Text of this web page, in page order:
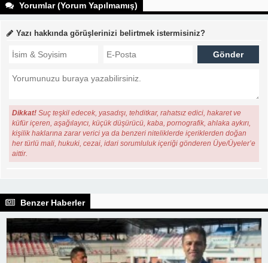
Yorumlar (Yorum Yapılmamış)
Yazı hakkında görüşlerinizi belirtmek istermisiniz?
Dikkat! Suç teşkil edecek, yasadışı, tehditkar, rahatsız edici, hakaret ve
küfür içeren, aşağılayıcı, küçük düşürücü, kaba, pornografik, ahlaka aykırı,
kişilik haklarına zarar verici ya da benzeri niteliklerde içeriklerden doğan
her türlü mali, hukuki, cezai, idari sorumluluk içeriği gönderen Üye/Üyeler’e
aittir.
Benzer Haberler